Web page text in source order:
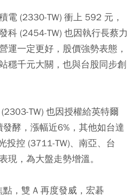
電 (2330-TW) 衝上 592 元，
科 (2454-TW) 也因執行長蔡力
運一定更好，股價強勢表態，
穩千元大關，也與台股同步創
TW) 也因授權給英特爾
發酵，漲幅近6%，其他如台達
投控 (3711-TW)、南亞、台
現，為大盤走勢增溫。
，雙 A 再度發威，宏碁